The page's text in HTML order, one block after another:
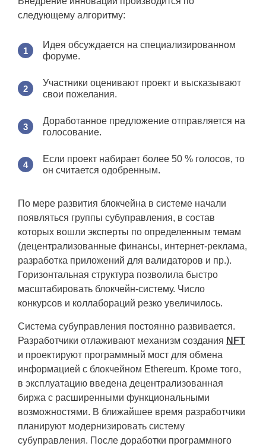
следующему алгоритму:
Идея обсуждается на специализированном
форуме.
Участники оценивают проект и высказывают
свои пожелания.
Доработанное предложение отправляется на
голосование.
Если проект набирает более 50 % голосов, то
он считается одобренным.
По мере развития блокчейна в системе начали
появляться группы субуправления, в состав
которых вошли эксперты по определенным темам
(децентрализованные финансы, интернет-реклама,
разработка приложений для валидаторов и пр.).
Горизонтальная структура позволила быстро
масштабировать блокчейн-систему. Число
конкурсов и коллабораций резко увеличилось.
Система субуправления постоянно развивается.
Разработчики отлаживают механизм создания NFT
и проектируют программный мост для обмена
информацией с блокчейном Ethereum. Кроме того,
в эксплуатацию введена децентрализованная
биржа с расширенными функциональными
возможностями. В ближайшее время разработчики
планируют модернизировать систему
субуправления. После доработки программного